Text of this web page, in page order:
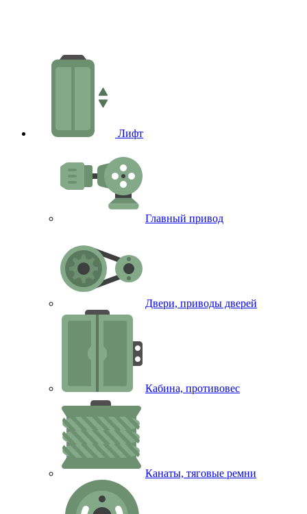
Лифт
Главный привод
Двери, приводы дверей
Кабина, противовес
Канаты, тяговые ремни